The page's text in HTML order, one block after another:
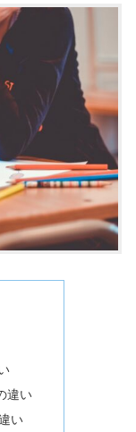
違い
い